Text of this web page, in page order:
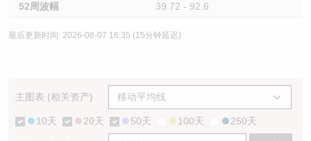
52周波幅 39.72 - 92.6
最后更新时间: 2026-08-07 16:35 (15分钟延迟)
主图表 (相关资产)
10天 20天 50天 100天 250天